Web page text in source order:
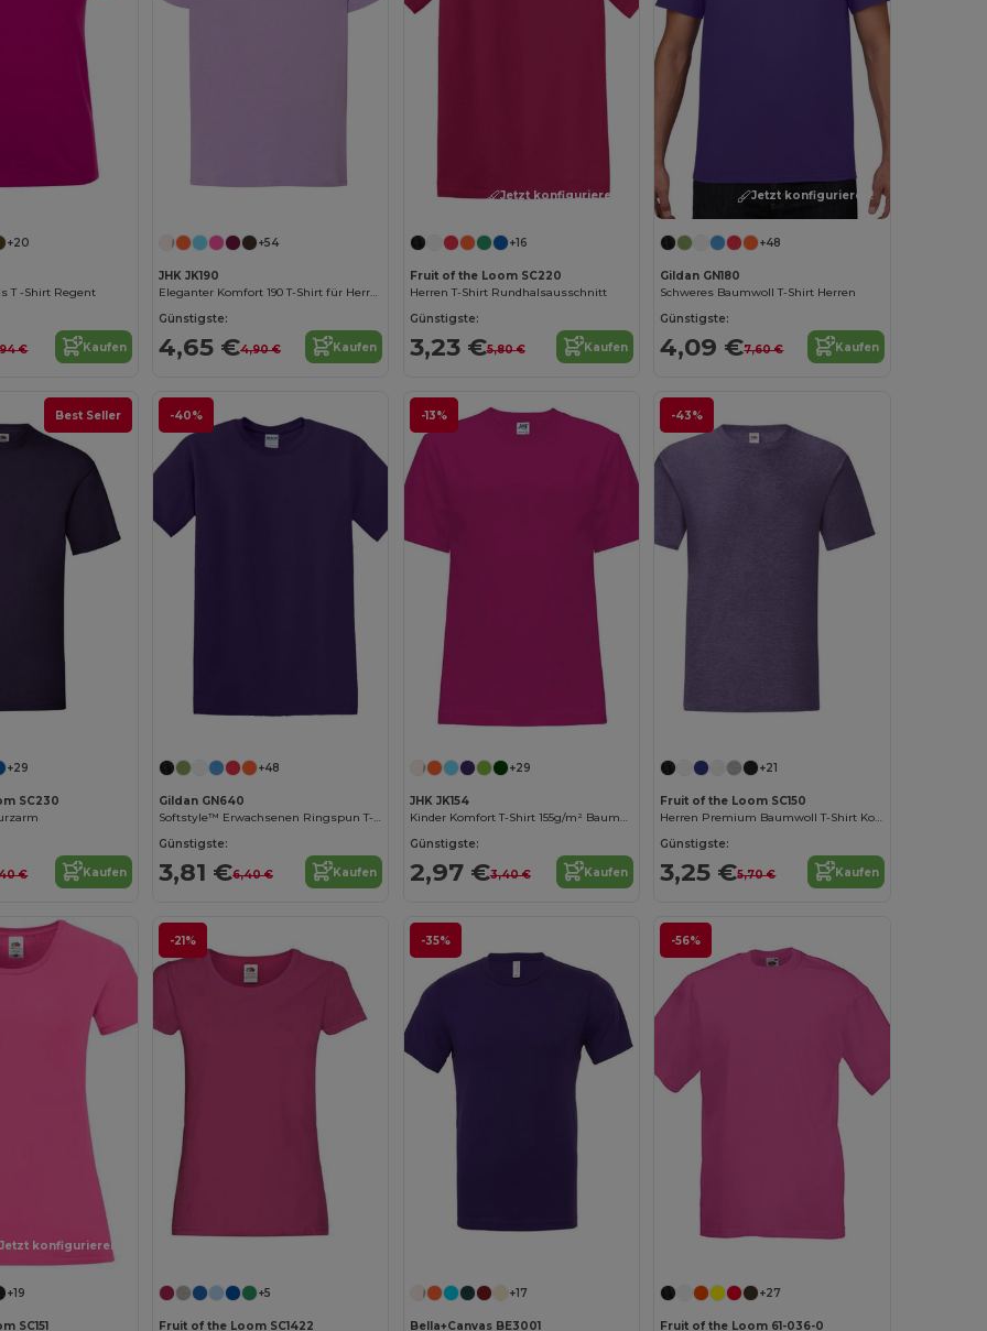
+20
T -Shirt Regent
€ Kaufen
+54
JHK JK190
Eleganter Komfort 190 T-Shirt für Herren
Günstigste:
4,65 €4,90 € Kaufen
Jetzt konfigurieren!
+16
Fruit of the Loom SC220
Herren T-Shirt Rundhalsausschnitt
Günstigste:
3,23 €5,80 € Kaufen
Jetzt konfigurieren!
+48
Gildan GN180
Schweres Baumwoll T-Shirt Herren
Günstigste:
4,09 €7,60 € Kaufen
Best Seller
+29
SC230
€ Kaufen
-40%
Jetzt konfigurieren!
+48
Gildan GN640
Softstyle™ Erwachsenen Ringspun T-Shirt
Günstigste:
3,81 €6,40 € Kaufen
-13%
+29
JHK JK154
Kinder Komfort T-Shirt 155g/m² Baumwolle
Günstigste:
2,97 €3,40 € Kaufen
-43%
+21
Fruit of the Loom SC150
Herren Premium Baumwoll T-Shirt Komfort
Günstigste:
3,25 €5,70 € Kaufen
konfigurieren!
+19
SC151
-21%
+5
Fruit of the Loom SC1422
-35%
+17
Bella+Canvas BE3001
-56%
+27
Fruit of the Loom 61-036-0